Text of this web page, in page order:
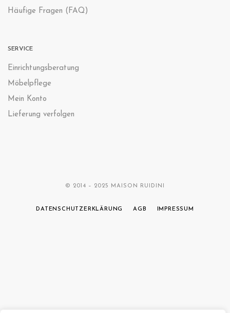
Häufige Fragen (FAQ)
SERVICE
Einrichtungsberatung
Möbelpflege
Mein Konto
Lieferung verfolgen
© 2014 – 2025 MAISON RUIDINI
DATENSCHUTZERKLÄRUNG AGB IMPRESSUM